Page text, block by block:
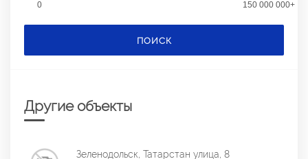
0 150 000 000+
ПОИСК
Другие объекты
Зеленодольск, Татарстан улица, 8